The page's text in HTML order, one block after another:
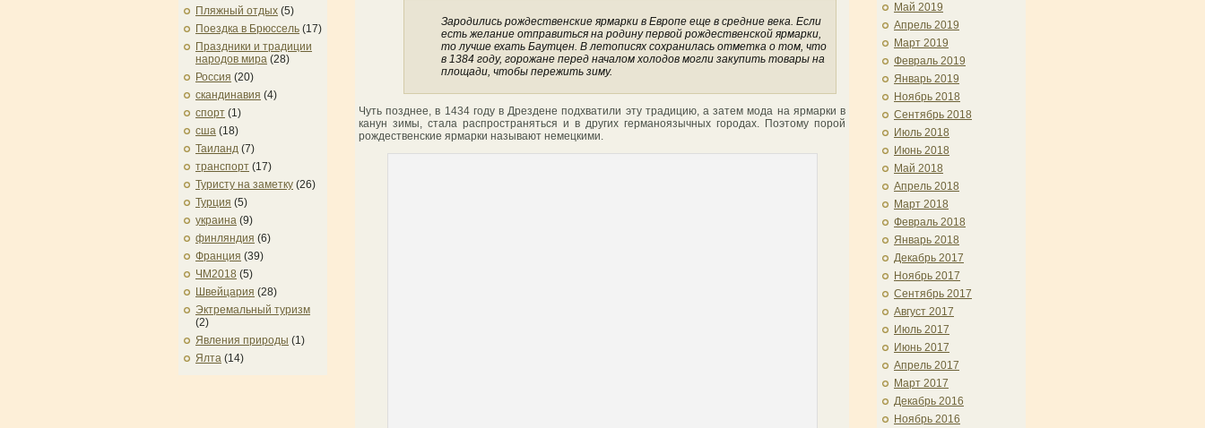
Пляжный отдых (5)
Поездка в Брюссель (17)
Праздники и традиции
народов мира (28)
Россия (20)
скандинавия (4)
спорт (1)
сша (18)
Таиланд (7)
транспорт (17)
Туристу на заметку (26)
Турция (5)
украина (9)
финляндия (6)
Франция (39)
ЧМ2018 (5)
Швейцария (28)
Эктремальный туризм
(2)
Явления природы (1)
Ялта (14)
Зародились рождественские ярмарки в Европе еще в средние века. Если
есть желание отправиться на родину первой рождественской ярмарки,
то лучше ехать Баутцен. В летописях сохранилась отметка о том, что
в 1384 году, горожане перед началом холодов могли закупить товары на
площади, чтобы пережить зиму.
Чуть позднее, в 1434 году в Дрездене подхватили эту традицию, а затем мода на ярмарки в
канун зимы, стала распространяться и в других германоязычных городах. Поэтому порой
рождественские ярмарки называют немецкими.
Май 2019
Апрель 2019
Март 2019
Февраль 2019
Январь 2019
Ноябрь 2018
Сентябрь 2018
Июль 2018
Июнь 2018
Май 2018
Апрель 2018
Март 2018
Февраль 2018
Январь 2018
Декабрь 2017
Ноябрь 2017
Сентябрь 2017
Август 2017
Июль 2017
Июнь 2017
Апрель 2017
Март 2017
Декабрь 2016
Ноябрь 2016